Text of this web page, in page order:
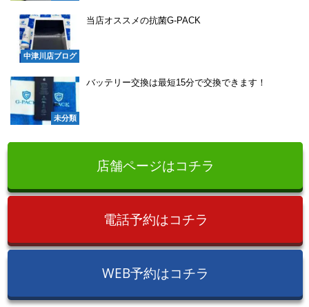
中津川店ブログ
当店オススメの抗菌G-PACK
未分類
バッテリー交換は最短15分で交換できます！
店舗ページはコチラ
電話予約はコチラ
WEB予約はコチラ